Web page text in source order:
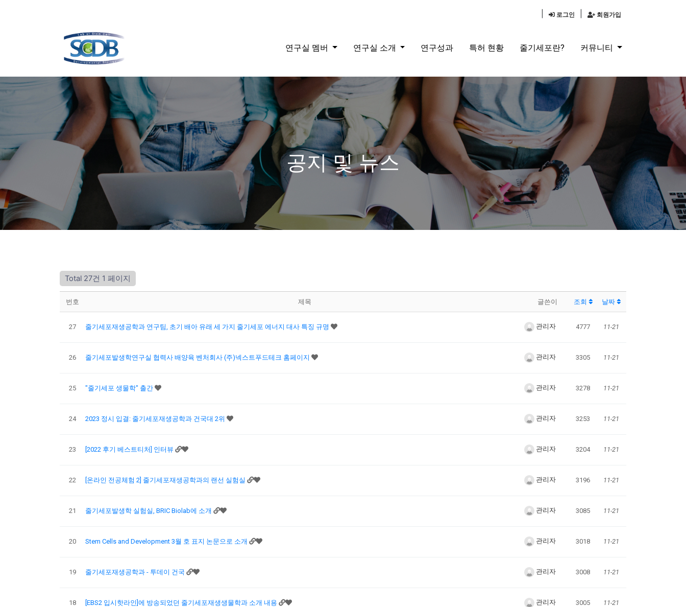
회원가입
로그인
연구실 멤버 연구실 소개 연구성과 특허 현황 줄기세포란? 커뮤니티
공지 및 뉴스
Total 27건 1 페이지
번호 제목 글쓴이 조회 날짜
27 줄기세포재생공학과 연구팀, 초기 배아 유래 세 가지 줄기세포 에너지 대사 특징 규명 관리자 4777 11-21
26 줄기세포발생학연구실 협력사 배양육 벤처회사 (주)넥스트푸드테크 홈페이지 관리자 3305 11-21
25 "줄기세포 생물학" 출간 관리자 3278 11-21
24 2023 정시 입결: 줄기세포재생공학과 건국대 2위 관리자 3253 11-21
23 [2022 후기 베스트티처] 인터뷰 관리자 3204 11-21
22 [온라인 전공체험 2] 줄기세포재생공학과의 랜선 실험실 관리자 3196 11-21
21 줄기세포발생학 실험실, BRIC Biolab에 소개 관리자 3085 11-21
20 Stem Cells and Development 3월 호 표지 논문으로 소개 관리자 3018 11-21
19 줄기세포재생공학과 - 투데이 건국 관리자 3008 11-21
18 [EBS2 입시핫라인]에 방송되었던 줄기세포재생생물학과 소개 내용 관리자 3005 11-21